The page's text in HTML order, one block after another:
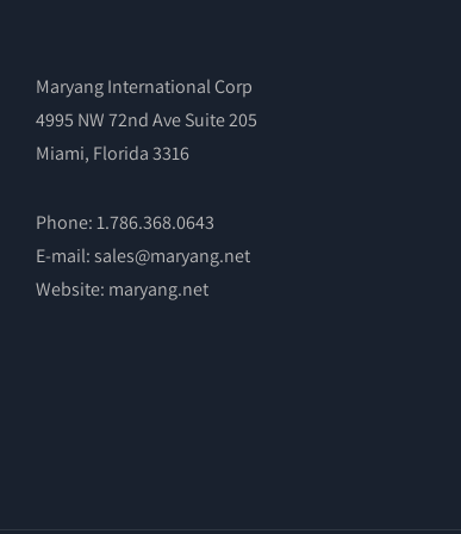
Maryang International Corp
4995 NW 72nd Ave Suite 205
Miami, Florida 3316
Phone: 1.786.368.0643
E-mail: sales@maryang.net
Website: maryang.net